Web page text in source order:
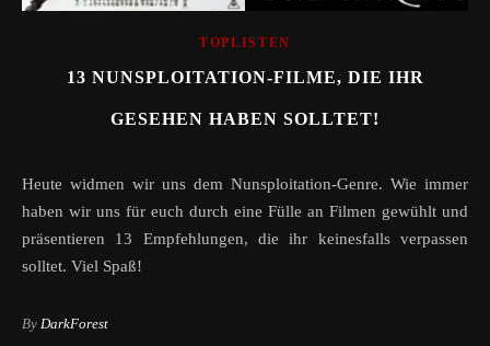
TOPLISTEN
13 NUNSPLOITATION-FILME, DIE IHR
GESEHEN HABEN SOLLTET!
Heute widmen wir uns dem Nunsploitation-Genre. Wie immer
haben wir uns für euch durch eine Fülle an Filmen gewühlt und
präsentieren 13 Empfehlungen, die ihr keinesfalls verpassen
solltet. Viel Spaß!
By DarkForest